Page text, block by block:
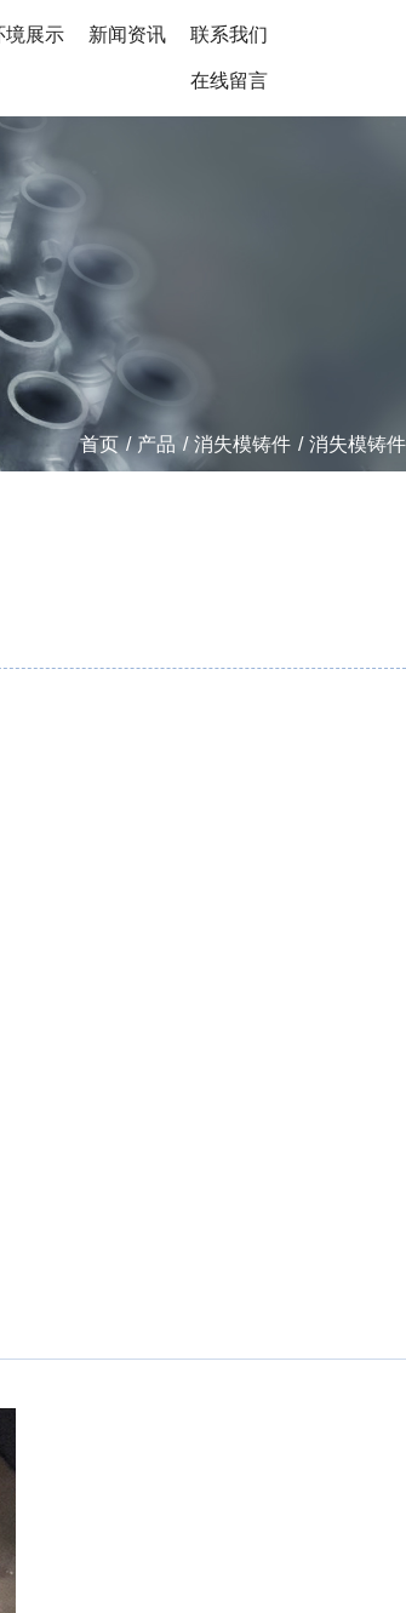
境展示 新闻资讯 联系我们
在线留言
首页/ 产品 / 消失模铸件 / 消失模铸件